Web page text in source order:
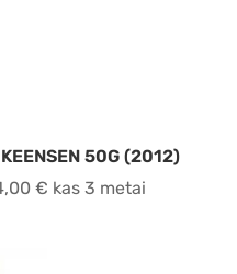
50G (2012)
€ kas 3 metai